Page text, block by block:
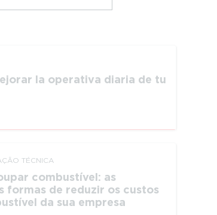
la operativa diaria de tu
TÉCNICA
combustível: as
formas de reduzir os custos
da sua empresa